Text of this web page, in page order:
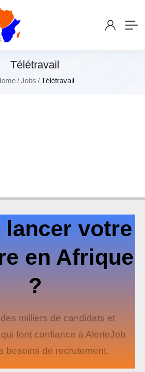
Télétravail
Jobs Télétravail
lancer votre
en Afrique
?
milliers de candidats et
qui font confiance à AlerteJob
besoins de recrutement.